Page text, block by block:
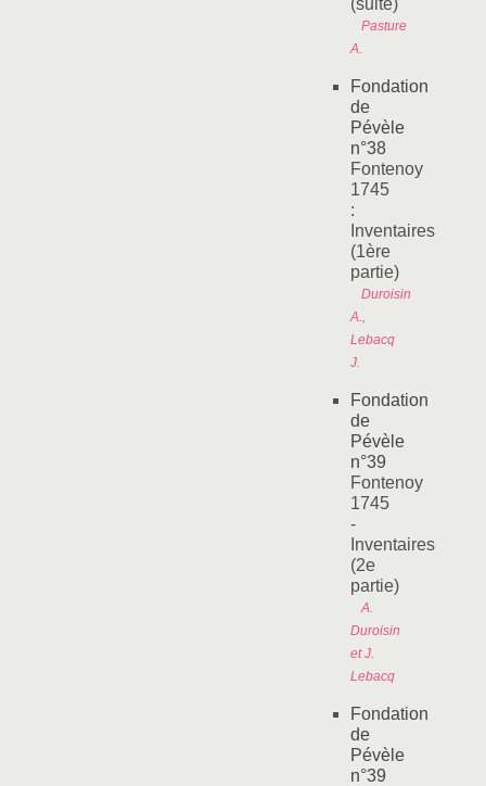
(suite)
Pasture
A.
Fondation
de
Pévèle
n°38
Fontenoy
1745
:
Inventaires
(1ère
partie)
Duroisin
A.,
Lebacq
J.
Fondation
de
Pévèle
n°39
Fontenoy
1745
-
Inventaires
(2e
partie)
A.
Duroisin
et J.
Lebacq
Fondation
de
Pévèle
n°39